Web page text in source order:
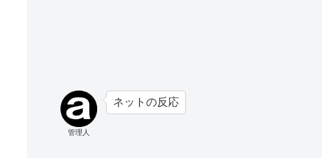
管理人
ネットの反応